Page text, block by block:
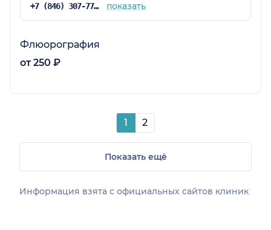
+7 (846) 307-77-17 показать
Флюорография
от 250 ₽
1 2
Показать ещё
Информация взята c официальных сайтов клиник